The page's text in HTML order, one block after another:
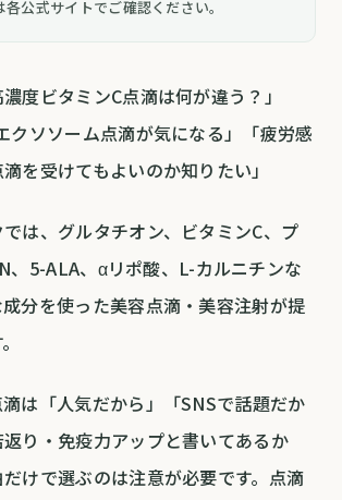
公式サイトでご確認ください。
濃度ビタミンC点滴は何が違う？」
クソソーム点滴が気になる」「疲労感
を受けてもよいのか知りたい」
は、グルタチオン、ビタミンC、プ
、5-ALA、αリポ酸、L-カルニチンな
分を使った美容点滴・美容注射が提
は「人気だから」「SNSで話題だか
り・免疫力アップと書いてあるか
けで選ぶのは注意が必要です。点滴